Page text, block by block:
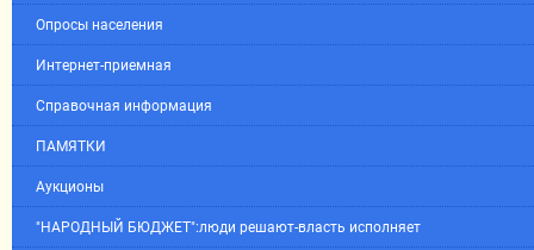
Опросы населения
Интернет-приемная
Справочная информация
ПАМЯТКИ
Аукционы
"НАРОДНЫЙ БЮДЖЕТ":люди решают-власть исполняет